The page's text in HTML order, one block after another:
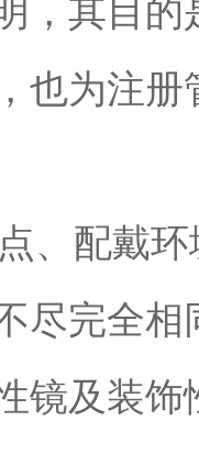
，其目
也为注
、配戴
尽完全
镜及装